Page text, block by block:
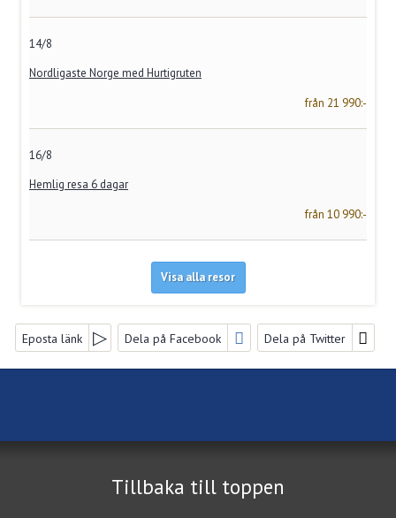
14/8
Nordligaste Norge med Hurtigruten
från 21 990:-
16/8
Hemlig resa 6 dagar
från 10 990:-
Visa alla resor
FACEBOOK
Eposta länk Dela på Facebook Dela på Twitter
Telefon013-14 15 16 / 0121 - 30 300 /
Tillbaka till toppen